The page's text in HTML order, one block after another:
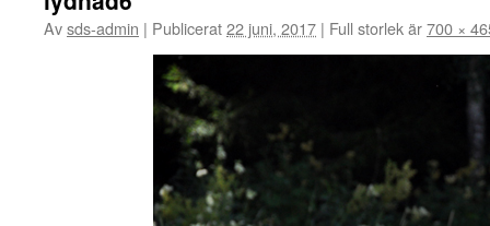
Avsds-admin | Publicerat22 juni, 2017 | Full storlek är700 ×